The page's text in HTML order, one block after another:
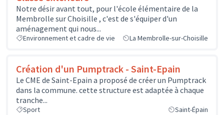
Notre désir avant tout, pour l'école élémentaire de la
Membrolle sur Choisille , c'est de s'équiper d'un
aménagement qui nous...
Environnement et cadre de vie La Membrolle-sur-Choisille
Création d'un Pumptrack - Saint-Epain
Le CME de Saint-Epain a proposé de créer un Pumptrack
dans la commune. cette structure est adaptée à chaque
tranche...
Sport Saint-Épain